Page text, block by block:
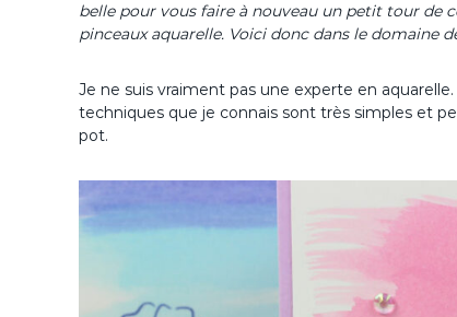
belle pour vous faire à nouveau un petit tour de
pinceaux aquarelle. Voici donc dans le domaine
Je ne suis vraiment pas une experte en
techniques que je connais sont très simples et
pot.